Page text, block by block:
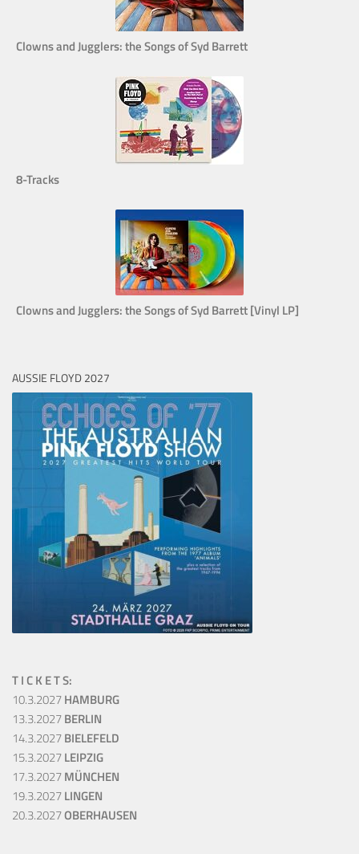
Clowns and Jugglers: the Songs of Syd Barrett
8-Tracks
Clowns and Jugglers: the Songs of Syd Barrett [Vinyl LP]
AUSSIE FLOYD 2027
T I C K E T S:
10.3.2027HAMBURG
13.3.2027BERLIN
14.3.2027BIELEFELD
15.3.2027LEIPZIG
17.3.2027MÜNCHEN
19.3.2027LINGEN
20.3.2027OBERHAUSEN